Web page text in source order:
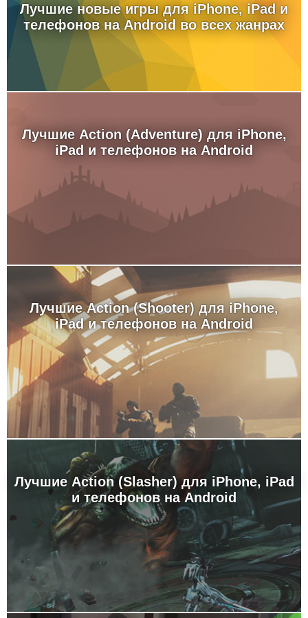
Лучшие новые игры для iPhone, iPad и
телефонов на Android во всех жанрах
Лучшие Action (Adventure) для iPhone,
iPad и телефонов на Android
Лучшие Action (Shooter) для iPhone,
iPad и телефонов на Android
Лучшие Action (Slasher) для iPhone, iPad
и телефонов на Android